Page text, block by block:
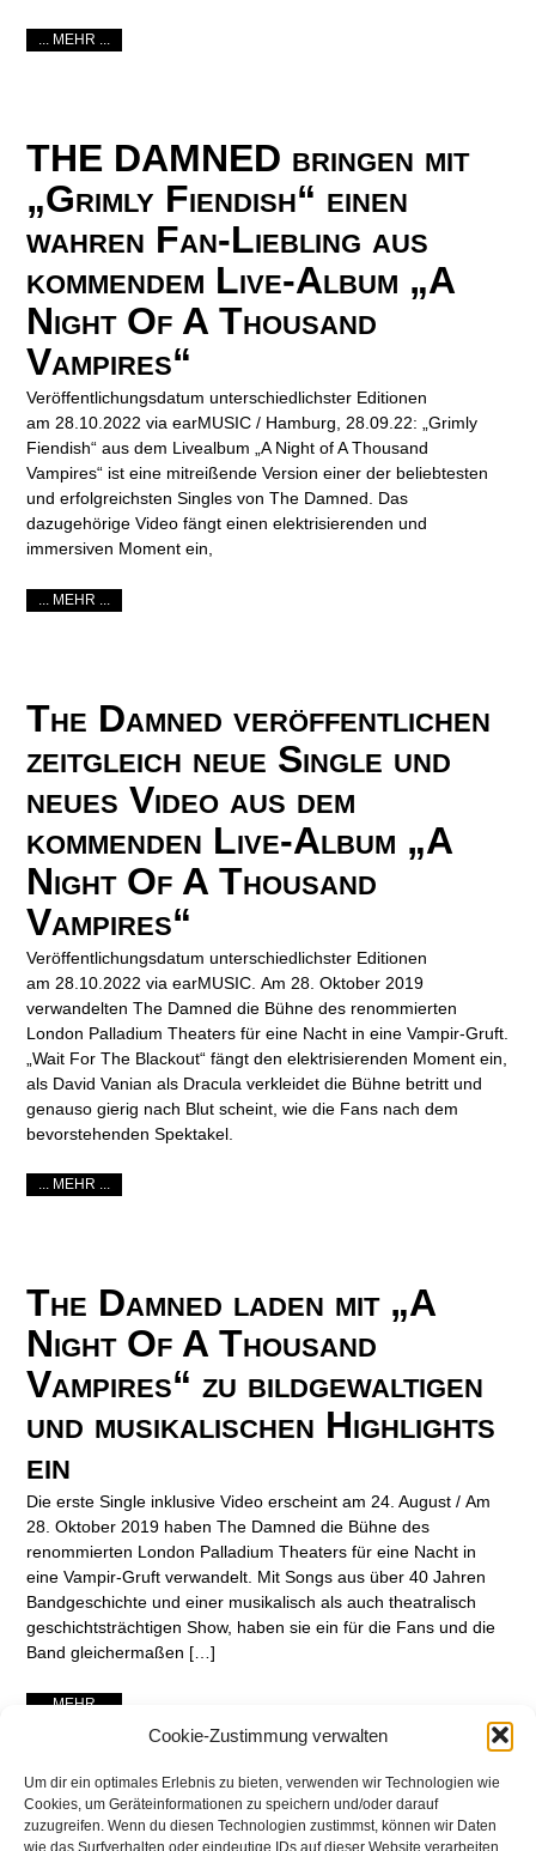
Cookie-Zustimmung verwalten
Um dir ein optimales Erlebnis zu bieten, verwenden wir Technologien wie
Cookies, um Geräteinformationen zu speichern und/oder darauf
zuzugreifen. Wenn du diesen Technologien zustimmst, können wir Daten
wie das Surfverhalten oder eindeutige IDs auf dieser Website verarbeiten.
... MEHR ...
THE DAMNED bringen mit
„Grimly Fiendish“ einen
wahren Fan-Liebling aus
kommendem Live-Album „A
Night Of A Thousand
Vampires“
Veröffentlichungsdatum unterschiedlichster Editionen
am 28.10.2022 via earMUSIC / Hamburg, 28.09.22: „Grimly
Fiendish“ aus dem Livealbum „A Night of A Thousand
Vampires“ ist eine mitreißende Version einer der beliebtesten
und erfolgreichsten Singles von The Damned. Das
dazugehörige Video fängt einen elektrisierenden und
immersiven Moment ein,
... MEHR ...
The Damned veröffentlichen
zeitgleich neue Single und
neues Video aus dem
kommenden Live-Album „A
Night Of A Thousand
Vampires“
Veröffentlichungsdatum unterschiedlichster Editionen
am 28.10.2022 via earMUSIC. Am 28. Oktober 2019
verwandelten The Damned die Bühne des renommierten
London Palladium Theaters für eine Nacht in eine Vampir-Gruft.
„Wait For The Blackout“ fängt den elektrisierenden Moment ein,
als David Vanian als Dracula verkleidet die Bühne betritt und
genauso gierig nach Blut scheint, wie die Fans nach dem
bevorstehenden Spektakel.
... MEHR ...
The Damned laden mit „A
Night Of A Thousand
Vampires“ zu bildgewaltigen
und musikalischen Highlights
ein
Die erste Single inklusive Video erscheint am 24. August / Am
28. Oktober 2019 haben The Damned die Bühne des
renommierten London Palladium Theaters für eine Nacht in
eine Vampir-Gruft verwandelt. Mit Songs aus über 40 Jahren
Bandgeschichte und einer musikalisch als auch theatralisch
geschichtsträchtigen Show, haben sie ein für die Fans und die
Band gleichermaßen […]
... MEHR ...